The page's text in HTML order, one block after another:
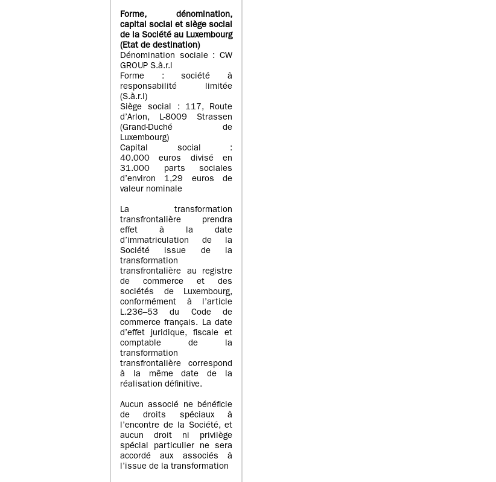
Forme, dénomination,
capital social et siège social
de la Société au Luxembourg
(Etat de destination)
Dénomination sociale : CW
GROUP S.à.r.l
Forme : société à
responsabilité limitée
(S.à.r.l)
Siège social : 117, Route
d’Arlon, L-8009 Strassen
(Grand-Duché de
Luxembourg)
Capital social :
40.000 euros divisé en
31.000 parts sociales
d’environ 1,29 euros de
valeur nominale
La transformation
transfrontalière prendra
effet à la date
d’immatriculation de la
Société issue de la
transformation
transfrontalière au registre
de commerce et des
sociétés de Luxembourg,
conformément à l’article
L.236–53 du Code de
commerce français. La date
d’effet juridique, fiscale et
comptable de la
transformation
transfrontalière correspond
à la même date de la
réalisation définitive.
Aucun associé ne bénéficie
de droits spéciaux à
l’encontre de la Société, et
aucun droit ni privilège
spécial particulier ne sera
accordé aux associés à
l’issue de la transformation